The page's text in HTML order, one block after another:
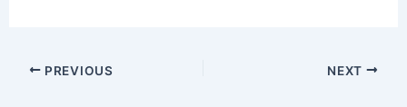
PREVIOUS NEXT